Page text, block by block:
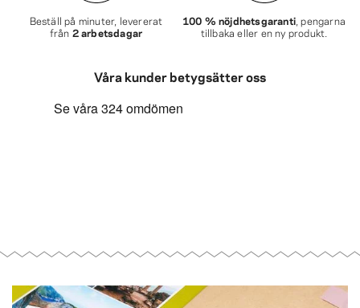
Beställ på minuter, levererat
från 2 arbetsdagar
100 % nöjdhetsgaranti , pengarna
tillbaka eller en ny produkt.
Våra kunder betygsätter oss